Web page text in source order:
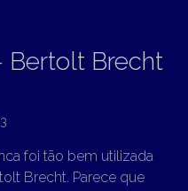
Bertolt Brecht
foi tão bem utilizada
Brecht. Parece que